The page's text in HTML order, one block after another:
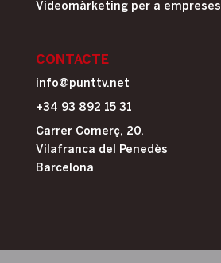
Videomàrketing per a empreses
CONTACTE
info@punttv.net
+34 93 892 15 31
Carrer Comerç, 20,
Vilafranca del Penedès
Barcelona